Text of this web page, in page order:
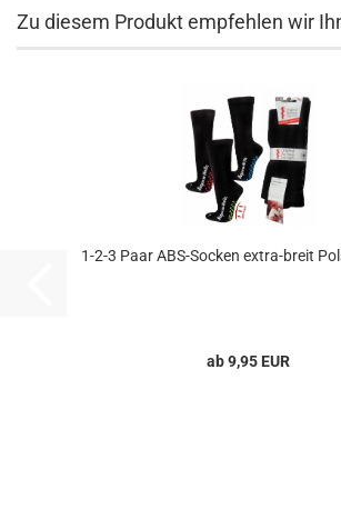
Zu diesem Produkt empfehlen wir
1-2-3 Paar ABS-Socken extra-breit
ab 9,95 EUR